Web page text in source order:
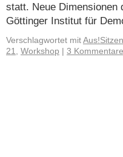
statt. Neue Dimensionen
Göttinger Institut für
Verschlagwortet mit
21, Workshop 3 Kommentare